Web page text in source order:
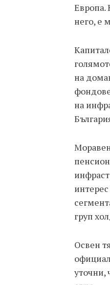
Европа.
него, е
на
на
груп
Освен
уточни,